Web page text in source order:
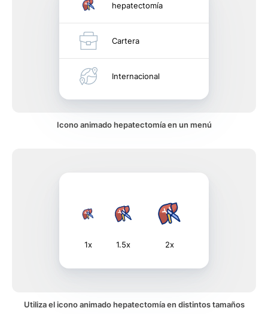
hepatectomía
Cartera
Internacional
Icono animado hepatectomía en un menú
1x 1.5x 2x
Utiliza el icono animado hepatectomía en distintos tamaños